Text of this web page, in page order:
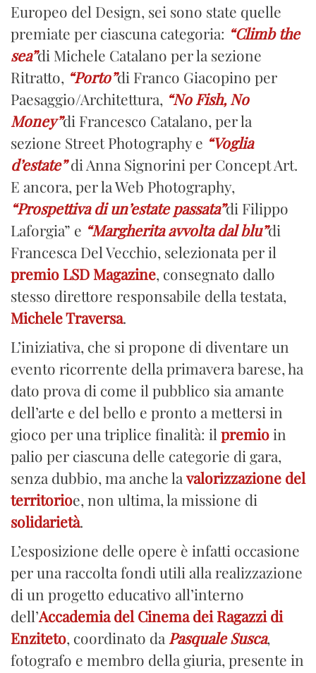
Europeo del Design, sei sono state quelle
premiate per ciascuna categoria: “Climb the
sea”di Michele Catalano per la sezione
Ritratto, “Porto”di Franco Giacopino per
Paesaggio/Architettura, “No Fish, No
Money”di Francesco Catalano, per la
sezione Street Photography e “Voglia
d’estate”di Anna Signorini per Concept Art.
E ancora, per la Web Photography,
“Prospettiva di un’estate passata”di Filippo
Laforgia” e “Margherita avvolta dal blu”di
Francesca Del Vecchio, selezionata per il
premio LSD Magazine, consegnato dallo
stesso direttore responsabile della testata,
Michele Traversa.
L’iniziativa, che si propone di diventare un
evento ricorrente della primavera barese, ha
dato prova di come il pubblico sia amante
dell’arte e del bello e pronto a mettersi in
gioco per una triplice finalità: il premioin
palio per ciascuna delle categorie di gara,
senza dubbio, ma anche la valorizzazione del
territorioe, non ultima, la missione di
solidarietà.
L’esposizione delle opere è infatti occasione
per una raccolta fondi utili alla realizzazione
di un progetto educativo all’interno
dell’Accademia del Cinema dei Ragazzi di
Enziteto, coordinato da Pasquale Susca,
fotografo e membro della giuria, presente in